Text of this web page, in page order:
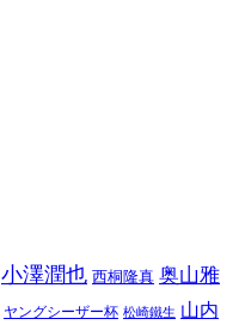
小澤潤也 西桐隆真 奥山雅
ヤングシーザー杯 松崎鐵生 山内